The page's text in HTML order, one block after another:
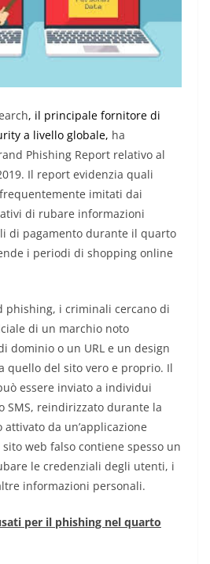
, il principale fornitore di
a livello globale, ha
Phishing Report relativo al
Il report evidenzia quali
imitati dai
di rubare informazioni
di pagamento durante il quarto
i periodi di shopping online
phishing, i criminali cercano di
di un marchio noto
dominio o un URL e un design
quello del sito vero e proprio. Il
essere inviato a individui
SMS, reindirizzato durante la
da un’applicazione
web falso contiene spesso un
le credenziali degli utenti, i
informazioni personali.
per il phishing nel quarto